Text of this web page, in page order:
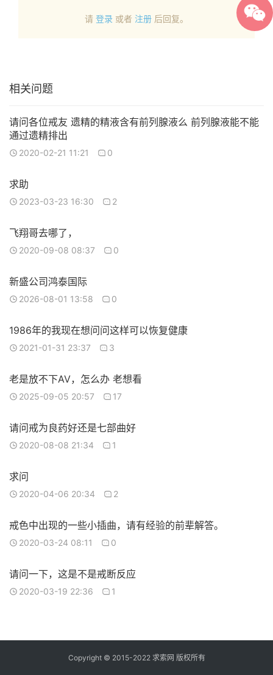
请 登录 或者 注册 后回复。
相关问题
请问各位戒友 遗精的精液含有前列腺液么 前列腺液能不能
通过遗精排出
2020-02-21 11:21 0
求助
2023-03-23 16:30 2
飞翔哥去哪了，
2020-09-08 08:37 0
新盛公司鸿泰国际
2026-08-01 13:58 0
1986年的我现在想问问这样可以恢复健康
2021-01-31 23:37 3
老是放不下AV，怎么办 老想看
2025-09-05 20:57 17
请问戒为良药好还是七部曲好
2020-08-08 21:34 1
求问
2020-04-06 20:34 2
戒色中出现的一些小插曲，请有经验的前辈解答。
2020-03-24 08:11 0
请问一下，这是不是戒断反应
2020-03-19 22:36 1
Copyright © 2015-2022 求索网 版权所有